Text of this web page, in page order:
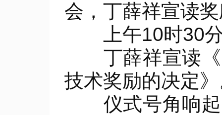
会，丁薛祥宣读
上午10时30分
丁薛祥宣读《
技术奖励的决定
仪式号角响起